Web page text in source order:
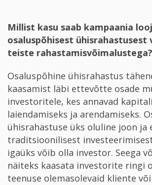
Millist kasu saab kampaania
osaluspõhisest ühisrahastusest
teiste rahastamisvõimalustega?
Osaluspõhine ühisrahastus
kaasamist läbi ettevõtte osade
investoritele, kes annavad
laiendamiseks ja arendamiseks.
ühisrahastuse üks oluline joon ja
traditsioonilisest
igaüks võib olla investor. Seega
näiteks kaasata investorite ringi
teenuse olemasolevaid kliente